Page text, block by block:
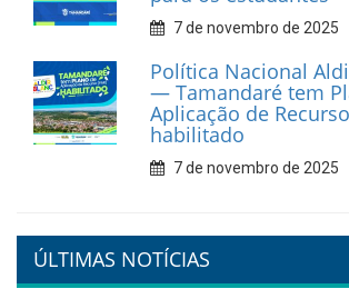
9 de fevereiro de 2026
Prefeitura de
reforça diálogo e
compromisso com a
valorização da
7 de fevereiro de 2026
orla da cidade.